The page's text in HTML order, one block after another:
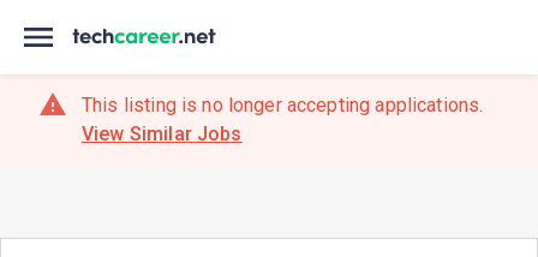
This listing is no longer accepting applications.
View Similar Jobs